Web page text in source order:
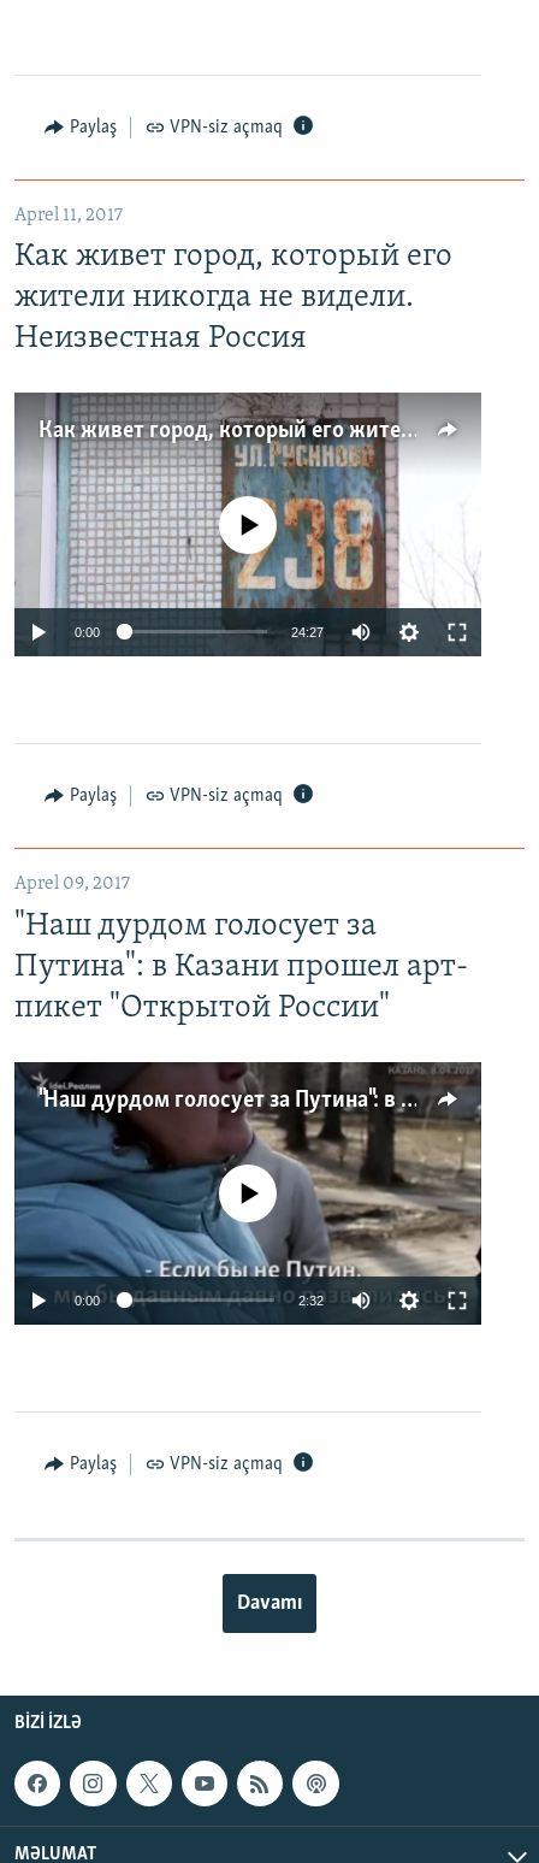
Paylaş VPN-siz açmaq
Aprel 11, 2017
Как живет город, который его
жители никогда не видели.
Неизвестная Россия
Как живет город, который его жители никогда не видели. Неизвестная Россия
No media source currently available
0:00 24:27
Paylaş VPN-siz açmaq
Aprel 09, 2017
"Наш дурдом голосует за
Путина": в Казани прошел арт-
пикет "Открытой России"
"Наш дурдом голосует за Путина": в Казани прошел арт-пикет "Открытой России"
No media source currently available
0:00 2:32
Paylaş VPN-siz açmaq
Davamı
BIZI IZLƏ
MƏLUMAT